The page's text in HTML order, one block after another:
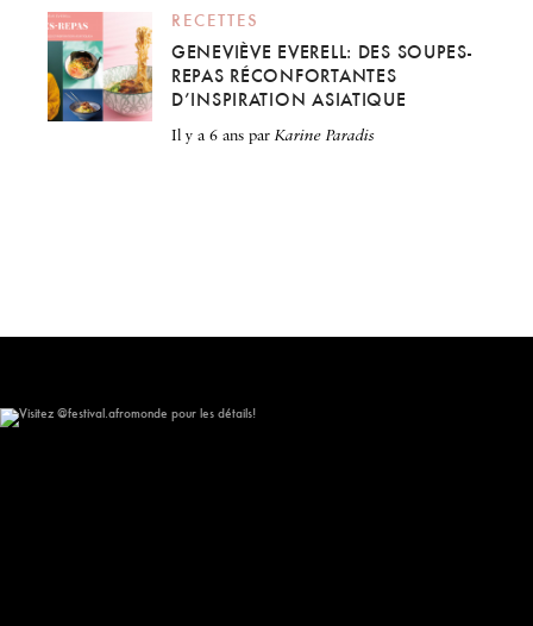
RECETTES
GENEVIÈVE EVERELL: DES SOUPES-
REPAS RÉCONFORTANTES
D’INSPIRATION ASIATIQUE
il y a 6 ans par Karine Paradis